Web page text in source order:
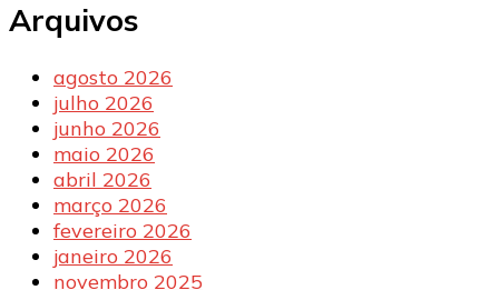
Arquivos
agosto 2026
julho 2026
junho 2026
maio 2026
abril 2026
março 2026
fevereiro 2026
janeiro 2026
novembro 2025